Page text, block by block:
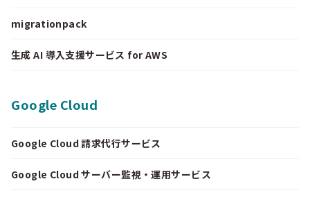
migrationpack
生成 AI 導入支援サービス for AWS
Google Cloud
Google Cloud 請求代行サービス
Google Cloud サーバー監視・運用サービス